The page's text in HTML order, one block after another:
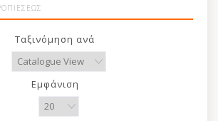
Ταξινόμηση ανά
Εμφάνιση